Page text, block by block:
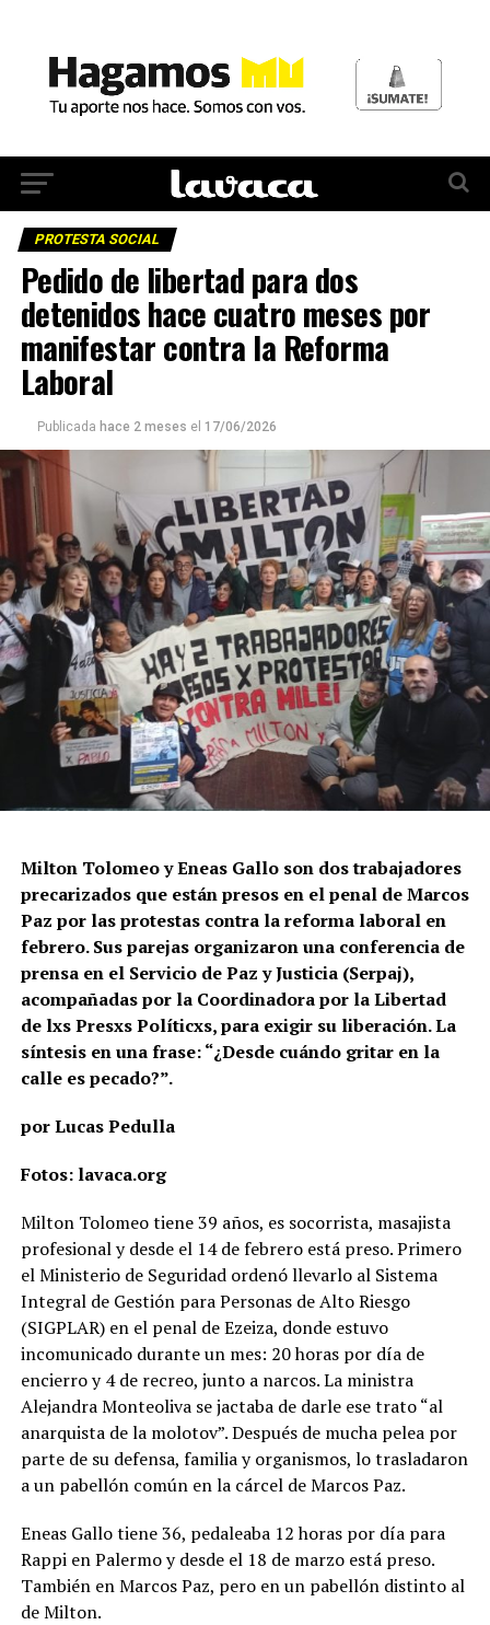
PROTESTA SOCIAL
Pedido de libertad para dos
detenidos hace cuatro meses por
manifestar contra la Reforma
Laboral
Publicada hace 2 meses el 17/06/2026
Milton Tolomeo y Eneas Gallo son dos trabajadores
precarizados que están presos en el penal de Marcos
Paz por las protestas contra la reforma laboral en
febrero. Sus parejas organizaron una conferencia de
prensa en el Servicio de Paz y Justicia (Serpaj),
acompañadas por la Coordinadora por la Libertad
de lxs Presxs Políticxs, para exigir su liberación. La
síntesis en una frase: “¿Desde cuándo gritar en la
calle es pecado?”.
por Lucas Pedulla
Fotos: lavaca.org
Milton Tolomeo tiene 39 años, es socorrista, masajista
profesional y desde el 14 de febrero está preso. Primero
el Ministerio de Seguridad ordenó llevarlo al Sistema
Integral de Gestión para Personas de Alto Riesgo
(SIGPLAR) en el penal de Ezeiza, donde estuvo
incomunicado durante un mes: 20 horas por día de
encierro y 4 de recreo, junto a narcos. La ministra
Alejandra Monteoliva se jactaba de darle ese trato “al
anarquista de la molotov”. Después de mucha pelea por
parte de su defensa, familia y organismos, lo trasladaron
a un pabellón común en la cárcel de Marcos Paz.
Eneas Gallo tiene 36, pedaleaba 12 horas por día para
Rappi en Palermo y desde el 18 de marzo está preso.
También en Marcos Paz, pero en un pabellón distinto al
de Milton.